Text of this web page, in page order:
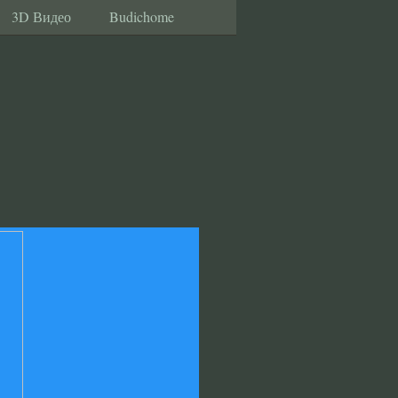
3D Видео Budichome